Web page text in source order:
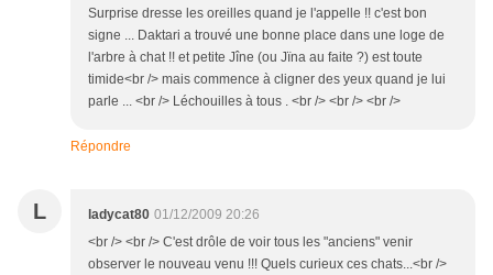
Surprise dresse les oreilles quand je l'appelle !! c'est bon
signe ... Daktari a trouvé une bonne place dans une loge de
l'arbre à chat !! et petite Jîne (ou Jïna au faite ?) est toute
timide<br /> mais commence à cligner des yeux quand je lui
parle ... <br /> Léchouilles à tous . <br /> <br /> <br />
Répondre
L ladycat80 01/12/2009 20:26
<br /> <br /> C'est drôle de voir tous les "anciens" venir
observer le nouveau venu !!! Quels curieux ces chats...<br />